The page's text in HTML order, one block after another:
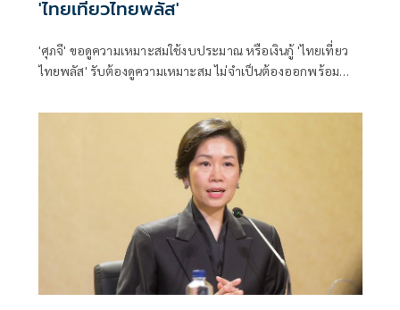
'ไทยเที่ยวไทยพลัส'
'ศุภจี' ขอดูความเหมาะสมใช้งบประมาณ หรือเงินกู้ 'ไทยเที่ยว
ไทยพลัส' รับต้องดูความเหมาะสม ไม่จำเป็นต้องออกพร้อม